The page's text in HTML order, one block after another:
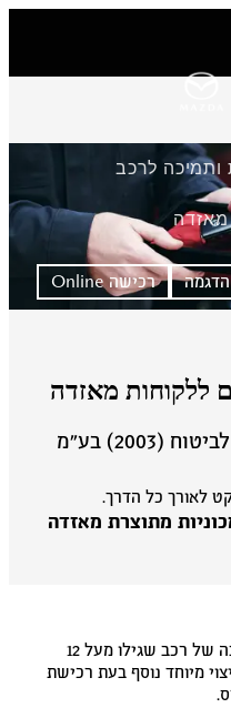
לרכב
רכישה Online
ללקוחות מאזדה
בע״מ
כל הדרך.
מתוצרת מאזדה
במקרה של אובדן מוחלט או גניבה של רכב שגילו מעל 12
פיצוי מיוחד נוסף בעת רכישת